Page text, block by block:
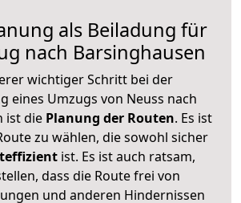
als Beiladung für
nach Barsinghausen
wichtiger Schritt bei der
eines Umzugs von Neuss nach
ist diePlanung der Routen. Es ist
zu wählen, die sowohl sicher
ist. Es ist auch ratsam,
dass die Route frei von
und anderen Hindernissen